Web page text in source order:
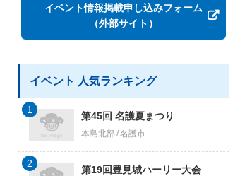
イベント情報掲載申し込みフォーム
（外部サイト）
イベント 人気ランキング
第45回 名護夏まつり
本島北部 名護市
1
第19回豊見城ハーリー大会
2